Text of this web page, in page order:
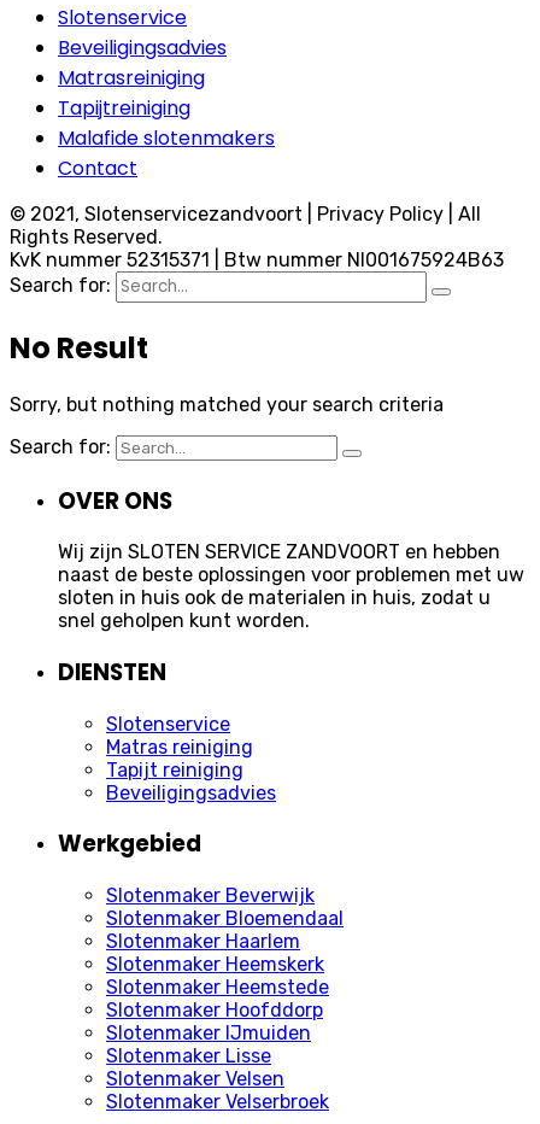
Slotenservice
Beveiligingsadvies
Matrasreiniging
Tapijtreiniging
Malafide slotenmakers
Contact
© 2021, Slotenservicezandvoort | Privacy Policy | All
Rights Reserved.
KvK nummer 52315371 | Btw nummer Nl001675924B63
Search for:
No Result
Sorry, but nothing matched your search criteria
Search for:
OVER ONS
Wij zijn SLOTEN SERVICE ZANDVOORT en hebben
naast de beste oplossingen voor problemen met uw
sloten in huis ook de materialen in huis, zodat u
snel geholpen kunt worden.
DIENSTEN
Slotenservice
Matras reiniging
Tapijt reiniging
Beveiligingsadvies
Werkgebied
Slotenmaker Beverwijk
Slotenmaker Bloemendaal
Slotenmaker Haarlem
Slotenmaker Heemskerk
Slotenmaker Heemstede
Slotenmaker Hoofddorp
Slotenmaker IJmuiden
Slotenmaker Lisse
Slotenmaker Velsen
Slotenmaker Velserbroek